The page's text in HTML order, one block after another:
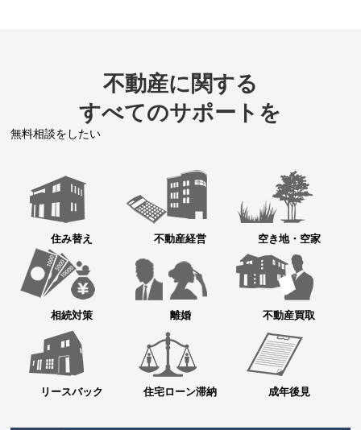
不動産に関する
すべてのサポートを
無料相談をしたい
住み替え 不動産経営 空き地・空家
相続対策 離婚 不動産買取
リースバック 住宅ローン滞納 成年後見